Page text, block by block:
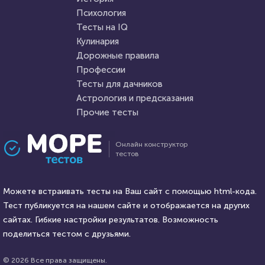
Пройти тест
5 сентября 2020 11342
Marvel
Илья Кузнецов HTML - код
1 февраля 2022
Проходили 1115 раз
Тест: "Жизнь и творчество
Маяковского В. В."
Онлайн конструктор
тестов
Можете встраивать тесты на Ваш сайт с помощью html-кода.
Тест публикуется на нашем сайте и отображается на других
сайтах. Гибкие настройки результатов. Возможность
поделиться тестом с друзьями.
© 2026 Все права защищены.
Психология
Тесты на IQ
Кулинария
Дорожные правила
Профессии
Тесты для дачников
Астрология и предсказания
Прочие тесты